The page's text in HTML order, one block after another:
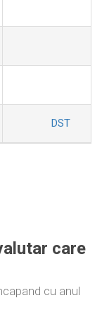
DST
care
cu anul